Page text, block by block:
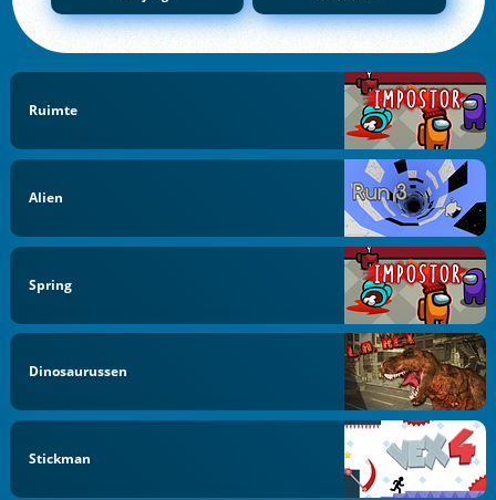
Ruimte
Alien
Spring
Dinosaurussen
Stickman